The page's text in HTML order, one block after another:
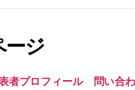
ージ
者プロフィール 問い合